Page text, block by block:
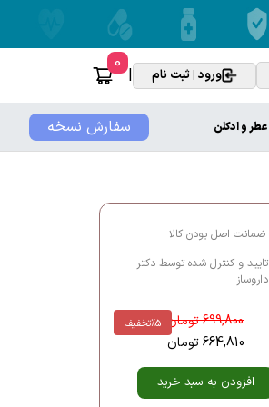
ورود | ثبت نام |
0
سفارش نسخه عطر و ادکلن
ضمانت اصل بودن کالا
تایید و کنترل شده توسط دکتر
داروساز
%5تخفیف 699,800تومان
664,810 تومان
افزودن به سبد خرید